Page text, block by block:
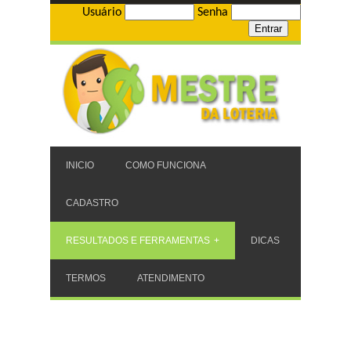
Usuário Senha
INICIO COMO FUNCIONA
CADASTRO
RESULTADOS E FERRAMENTAS DICAS
TERMOS ATENDIMENTO